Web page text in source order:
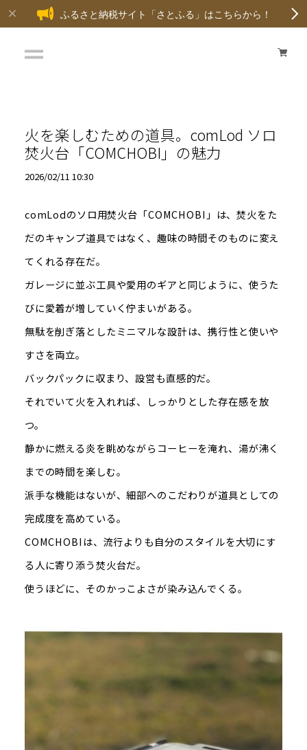
ふるさと納税サイト「さとふる」はこちらから！
火を楽しむための道具。comLod ソロ
焚火台「COMCHOBI」の魅力
2026/02/11 10:30
comLodのソロ用焚火台「COMCHOBI」は、焚火をた
だのキャンプ道具ではなく、趣味の時間そのものに変え
てくれる存在だ。
ガレージに並ぶ工具や愛用のギアと同じように、使うた
びに愛着が増していく佇まいがある。
無駄を削ぎ落としたミニマルな設計は、携行性と使いや
すさを両立。
バックパックに収まり、設営も直感的だ。
それでいて火を入れれば、しっかりとした存在感を放
つ。
静かに燃える炎を眺めながらコーヒーを淹れ、湯が沸く
までの時間を楽しむ。
派手な機能はないが、細部へのこだわりが道具としての
完成度を高めている。
COMCHOBIは、流行よりも自分のスタイルを大切にす
る人に寄り添う焚火台だ。
使うほどに、そのかっこよさが染み込んでくる。